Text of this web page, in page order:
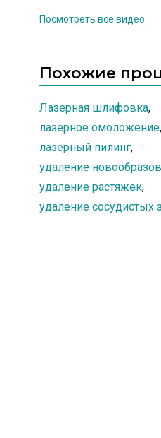
методом
Посмотреть все видео
Похожие
Лазерная шлифовка,
лазерное омоложение,
лазерный пилинг,
удаление
удаление растяжек,
удаление сосудистых